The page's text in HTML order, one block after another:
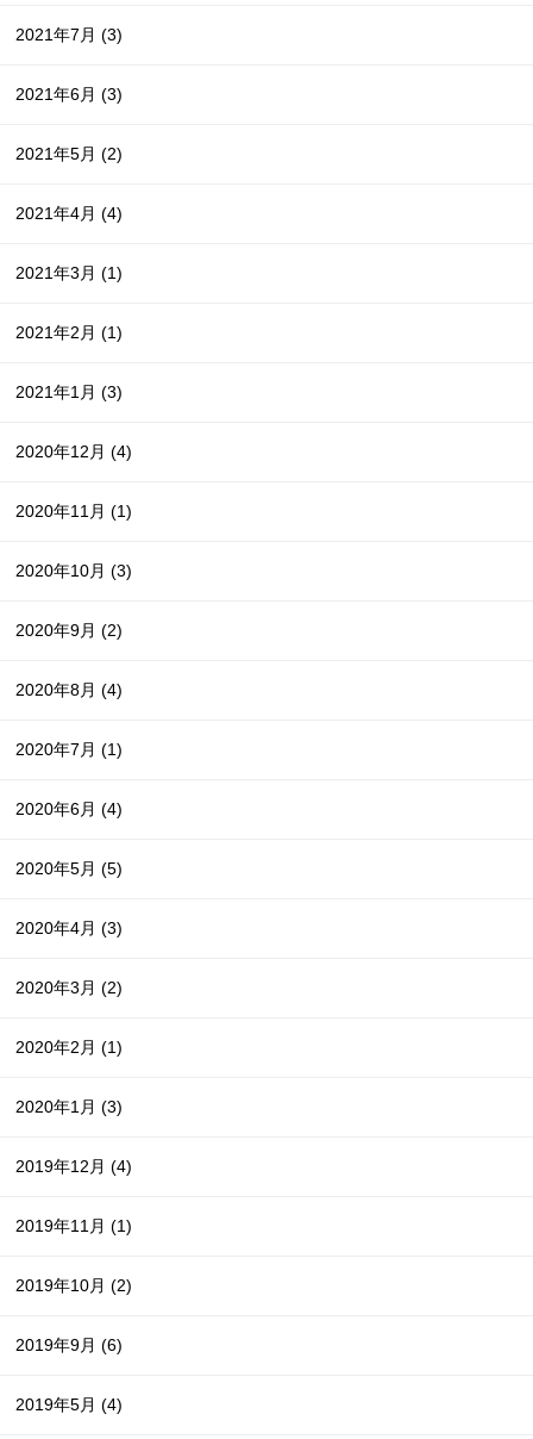
2021年7月(3)
2021年6月(3)
2021年5月(2)
2021年4月(4)
2021年3月(1)
2021年2月(1)
2021年1月(3)
2020年12月(4)
2020年11月(1)
2020年10月(3)
2020年9月(2)
2020年8月(4)
2020年7月(1)
2020年6月(4)
2020年5月(5)
2020年4月(3)
2020年3月(2)
2020年2月(1)
2020年1月(3)
2019年12月(4)
2019年11月(1)
2019年10月(2)
2019年9月(6)
2019年5月(4)